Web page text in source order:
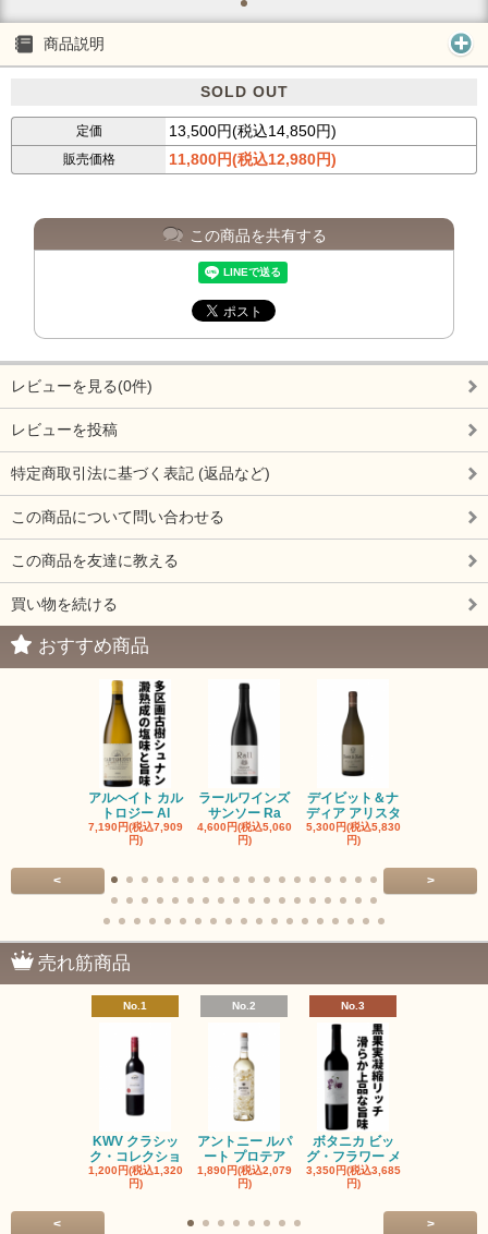
商品説明
SOLD OUT
定価 13,500円(税込14,850円)
販売価格 11,800円(税込12,980円)
この商品を共有する
レビューを見る(0件)
レビューを投稿
特定商取引法に基づく表記 (返品など)
この商品について問い合わせる
この商品を友達に教える
買い物を続ける
おすすめ商品
アルヘイト カル
トロジー Al
7,190円(税込7,909
円)
ラールワインズ
サンソー Ra
4,600円(税込5,060
円)
デイビット＆ナ
ディア アリスタ
5,300円(税込5,830
円)
< >
売れ筋商品
No.1
KWV クラシッ
ク・コレクショ
1,200円(税込1,320
円)
No.2
アントニー ルパ
ート プロテア
1,890円(税込2,079
円)
No.3
ボタニカ ビッ
グ・フラワー メ
3,350円(税込3,685
円)
< >